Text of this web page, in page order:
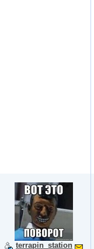
terrapin_station